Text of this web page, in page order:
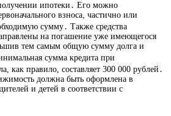
ипотеки․ Его можно
взноса, частично или
сумму․ Также средства
на погашение уже имеющегося
тем самым общую сумму долга и
сумма кредита при
как правило, составляет 300 000 рублей․
должна быть оформлена в
и детей в соответствии с